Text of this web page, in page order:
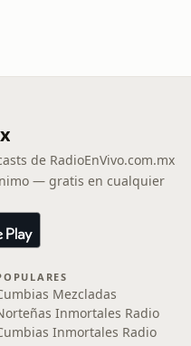
de RadioEnVivo.com.mx
— gratis en cualquier
Mezcladas
Inmortales Radio
Inmortales Radio